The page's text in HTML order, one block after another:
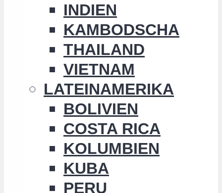
INDIEN
KAMBODSCHA
THAILAND
VIETNAM
LATEINAMERIKA
BOLIVIEN
COSTA RICA
KOLUMBIEN
KUBA
PERU